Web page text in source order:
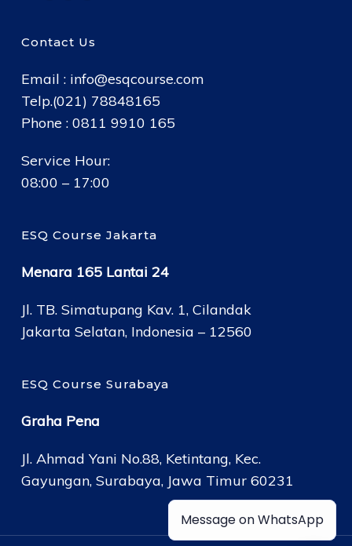
Contact Us
Email : info@esqcourse.com
Telp.(021) 78848165
Phone : 0811 9910 165
Service Hour:
08:00 – 17:00
ESQ Course Jakarta
Menara 165 Lantai 24
Jl. TB. Simatupang Kav. 1, Cilandak
Jakarta Selatan, Indonesia – 12560
ESQ Course Surabaya
Graha Pena
Jl. Ahmad Yani No.88, Ketintang, Kec.
Gayungan, Surabaya, Jawa Timur 60231
Message on WhatsApp